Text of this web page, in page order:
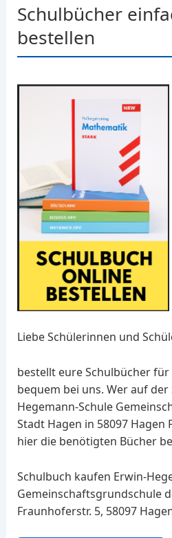
Schulbücher
bestellen
Liebe Schülerinnen und
bestellt eure Schulbücher
bequem bei uns. Wer auf der
Hegemann-Schule
Stadt Hagen in 58097 Hagen
hier die benötigten Bücher
Schulbuch kaufen Erwin-
Gemeinschaftsgrundschule
Fraunhoferstr. 5, 58097